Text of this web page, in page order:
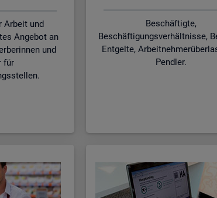
Arbeit und
Angebot an
und
für
Beschäftigte,
Beschäftigungsverhältnisse,
Entgelte,
Pendler.